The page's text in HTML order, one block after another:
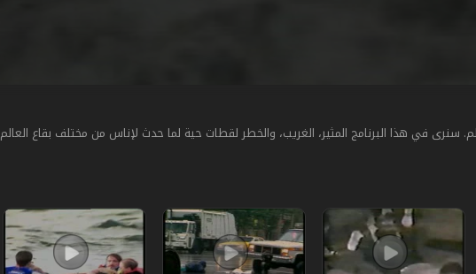
سنرى في هذا البرنامج المثير، الغريب، والخطر لقطات حية لما حدث لإناس من مختلف بقاع العالم